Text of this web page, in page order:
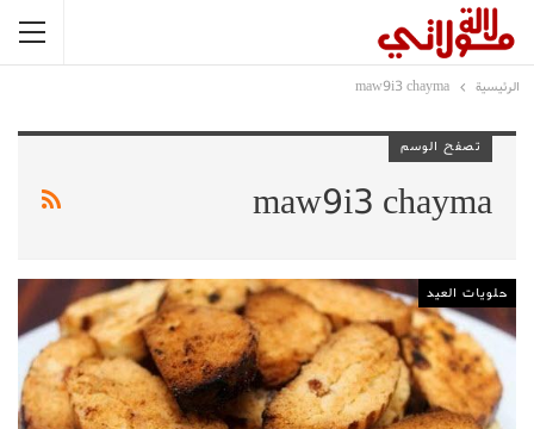
الرئيسية maw9i3 chayma
تصفح الوسم
maw9i3 chayma
حلويات العيد